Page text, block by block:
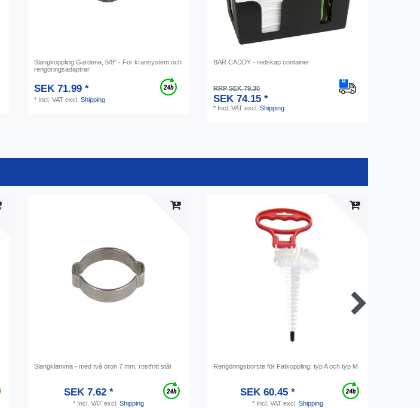
Slangkoppling Gardena, 5/8" - För kransystem och
rengöringsadaptrar
SEK 71.99 *
* Incl. VAT excl.Shipping
BAR CADDY - redskap container
RRP SEK 79.30
SEK 74.15 *
* Incl. VAT excl.Shipping
Slangklämma - med två öron 7 mm, rostfritt stål
SEK 7.62 *
* Incl. VATexcl. Shipping
Rengöringsborste för Fatkoppling, typ A och typ M
SEK 60.45 *
* Incl. VATexcl. Shipping